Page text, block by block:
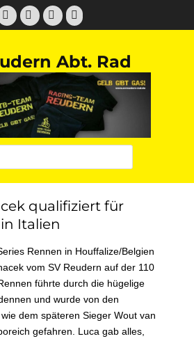
FacebookTwitter E-
Mail
Instagram
Abt. Rad
qualifiziert für
Italien
Rennen in Houffalize/Belgien
vom SV Reudern auf der 110
führte durch die hügelige
und wurde von den
dem späteren Sieger Wout van
gefahren. Luca gab alles,